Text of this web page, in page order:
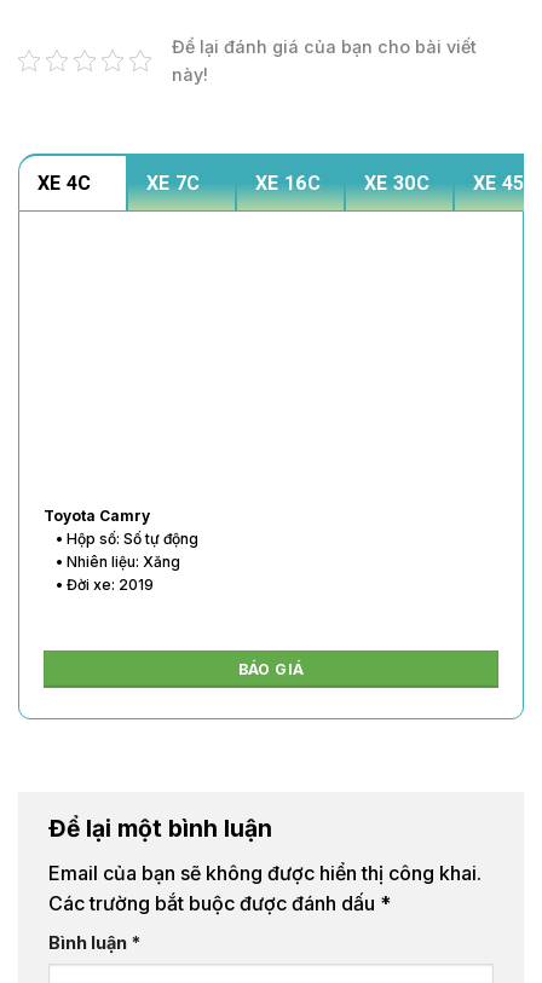
Để lại đánh giá của bạn cho bài viết
này!
XE 4C XE 7C XE 16C XE 30C XE 45C
Toyota Vios
• Hộp số: Số tự động
• Nhiên liệu: Xăng
• Đời xe: 2020
BÁO GIÁ
Để lại một bình luận
Email của bạn sẽ không được hiển thị công khai.
Các trường bắt buộc được đánh dấu *
Bình luận *